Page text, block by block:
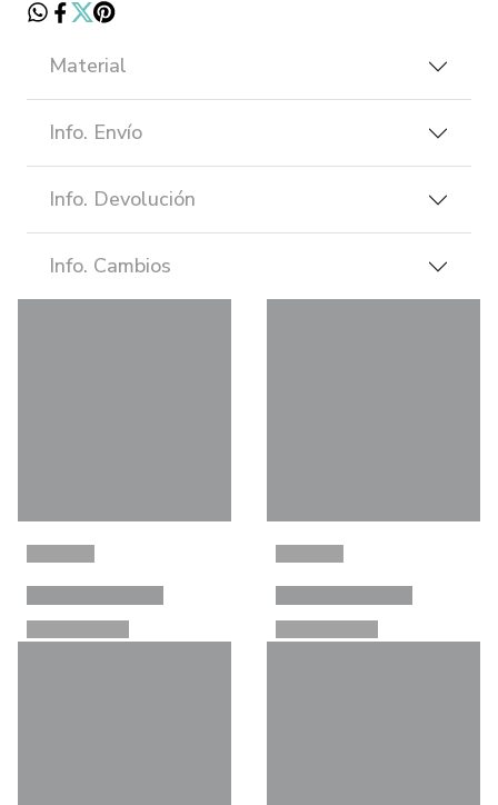
Material
Info. Envío
Info. Devolución
Info. Cambios